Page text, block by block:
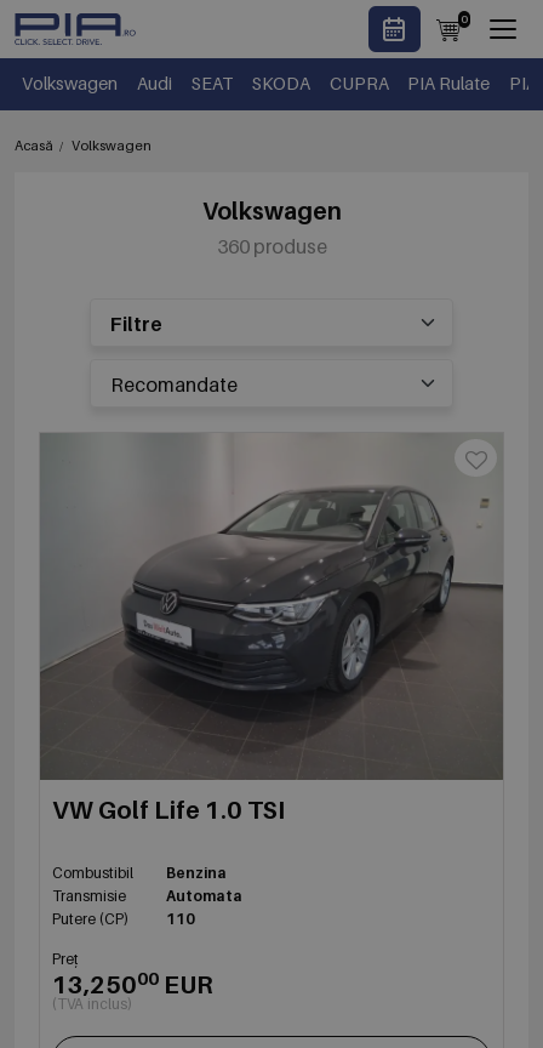
0
Volkswagen Audi SEAT SKODA CUPRA PIA Rulate PIA
Acasă Volkswagen
Volkswagen
360 produse
Filtre
VW Golf Life 1.0 TSI
Combustibil
Benzina
Transmisie
Automata
Putere (CP)
110
Preț
13,25000 EUR
(TVA inclus)